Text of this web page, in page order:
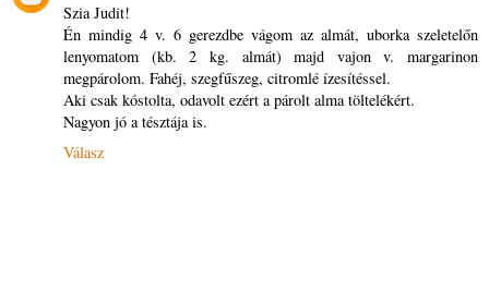
Szia Judit!
Én mindig 4 v. 6 gerezdbe vágom az almát, uborka szeletelőn
lenyomatom (kb. 2 kg. almát) majd vajon v. margarinon
megpárolom. Fahéj, szegfűszeg, citromlé ízesítéssel.
Aki csak kóstolta, odavolt ezért a párolt alma töltelékért.
Nagyon jó a tésztája is.
Válasz